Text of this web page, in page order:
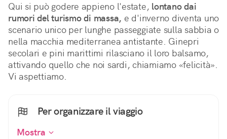
Qui si può godere appieno l'estate, lontano dai
rumori del turismo di massa, e d'inverno diventa uno
scenario unico per lunghe passeggiate sulla sabbia o
nella macchia mediterranea antistante. Ginepri
secolari e pini marittimi rilasciano il loro balsamo,
attivando quello che noi sardi, chiamiamo «felicità».
Vi aspettiamo.
Per organizzare il viaggio
Mostra